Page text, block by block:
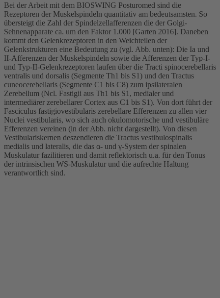
Bei der Arbeit mit dem BIOSWING Posturomed sind die
Rezeptoren der Muskelspindeln quantitativ am bedeutsamsten. So
übersteigt die Zahl der Spindelzellafferenzen die der Golgi-
Sehnenapparate ca. um den Faktor 1.000 [Garten 2016]. Daneben
kommt den Gelenkrezeptoren in den Weichteilen der
Gelenkstrukturen eine Bedeutung zu (vgl. Abb. unten): Die Ia und
II-Afferenzen der Muskelspindeln sowie die Afferenzen der Typ-I-
und Typ-II-Gelenkrezeptoren laufen über die Tracti spinocerebellaris
ventralis und dorsalis (Segmente Th1 bis S1) und den Tractus
cuneocerebellaris (Segmente C1 bis C8) zum ipsilateralen
Zerebellum (Ncl. Fastigii aus Th1 bis S1, medialer und
intermediärer zerebellarer Cortex aus C1 bis S1). Von dort führt der
Fasciculus fastigiovestibularis zerebellare Efferenzen zu allen vier
Nuclei vestibularis, wo sich auch okulomotorische und vestibuläre
Efferenzen vereinen (in der Abb. nicht dargestellt). Von diesen
Vestibulariskernen deszendieren die Tractus vestibulospinalis
medialis und lateralis, die das α- und γ-System der spinalen
Muskulatur fazilitieren und damit reflektorisch u.a. für den Tonus
der intrinsischen WS-Muskulatur und die aufrechte Haltung
verantwortlich sind.